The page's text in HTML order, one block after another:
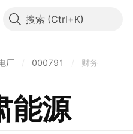
搜索
厂 000791 财务
能源